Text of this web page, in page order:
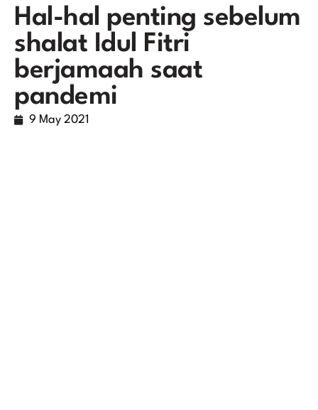
Hal-hal penting sebelum
shalat Idul Fitri
berjamaah saat
pandemi
9 May 2021